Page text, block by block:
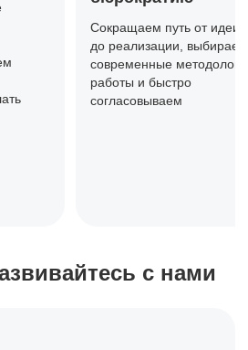
Сокращаем путь от идеи
до реализации, выбираем
современные
работы и быстро
согласовываем
с нами